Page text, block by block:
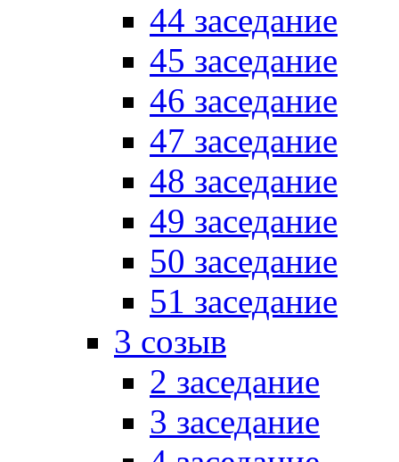
44 заседание
45 заседание
46 заседание
47 заседание
48 заседание
49 заседание
50 заседание
51 заседание
3 созыв
2 заседание
3 заседание